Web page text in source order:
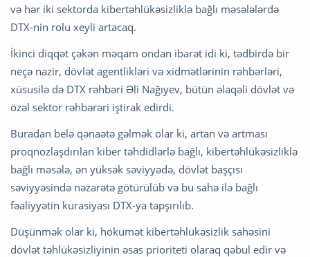
və hər iki sektorda kibertəhlükəsizliklə bağlı məsələlərdə
DTX-nin rolu xeyli artacaq.
İkinci diqqət çəkən məqam ondan ibarət idi ki, tədbirdə bir
neçə nazir, dövlət agentlikləri və xidmətlərinin rəhbərləri,
xüsusilə də DTX rəhbəri Əli Nağıyev, bütün əlaqəli dövlət və
özəl sektor rəhbərəri iştirak edirdi.
Buradan belə qənaətə gəlmək olar ki, artan və artması
proqnozlaşdırılan kiber təhdidlərlə bağlı, kibertəhlükəsizliklə
bağlı məsələ, ən yüksək səviyyədə, dövlət başçısı
səviyyəsində nəzarətə götürülüb və bu sahə ilə bağlı
fəaliyyətin kurasiyası DTX-ya tapşırılıb.
Düşünmək olar ki, hökumət kibertəhlükəsizlik sahəsini
dövlət təhlükəsizliyinin əsas prioriteti olaraq qəbul edir və